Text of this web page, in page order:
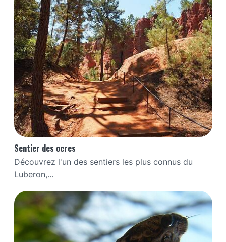
Sentier des ocres
Découvrez l'un des sentiers les plus connus du
Luberon,...